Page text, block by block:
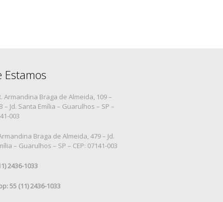
Estamos
Armandina Braga de Almeida, 109 –
– Jd. Santa Emília – Guarulhos – SP –
003
Braga de Almeida, 479 – Jd.
– Guarulhos – SP – CEP: 07141-003
2436-1033
55 (11) 2436-1033